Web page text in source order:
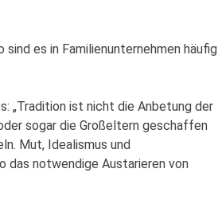
es in Familienunternehmen häufig
„Tradition ist nicht die Anbetung der
sogar die Großeltern geschaffen
Mut, Idealismus und
das notwendige Austarieren von